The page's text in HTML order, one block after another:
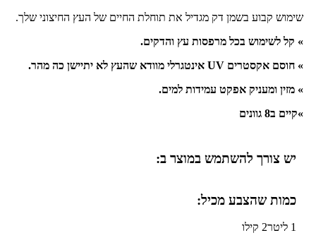
שימוש קבוע בשמן דק מגדיל את תוחלת החיים של העץ החיצוני שלך.
» קל לשימוש בכל מרפסות עץ והדקים.
» חוסם אקסטרים UV אינטגרלי מוודא שהעץ לא יתיישן כה מהר.
» מזין ומעניק אפקט עמידות למים.
»קיים ב8 גוונים
יש צורך להשתמש במוצר ב:
כמות שהצבע מכיל:
1 ליטר 2 קילו